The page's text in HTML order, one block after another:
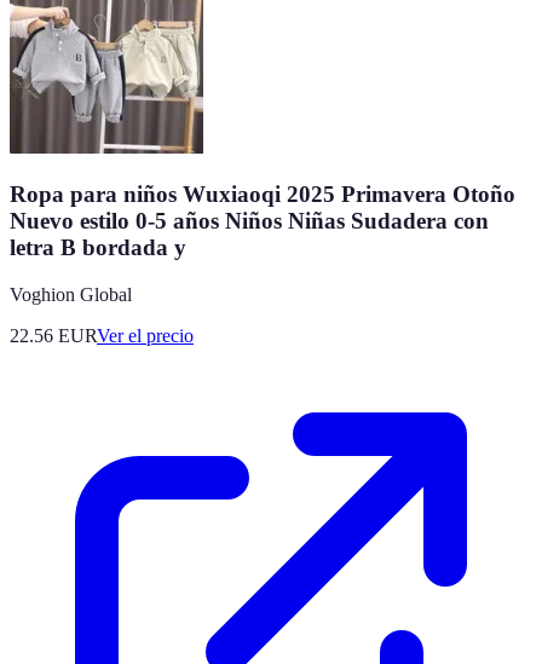
Ropa para niños Wuxiaoqi 2025 Primavera Otoño
Nuevo estilo 0-5 años Niños Niñas Sudadera con
letra B bordada y
Voghion Global
22.56 EURVer el precio